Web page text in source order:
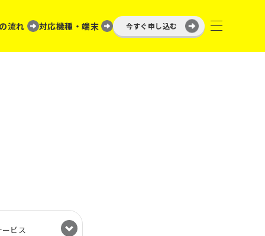
流れ 対応機種・端末 今すぐ申し込む
ビス